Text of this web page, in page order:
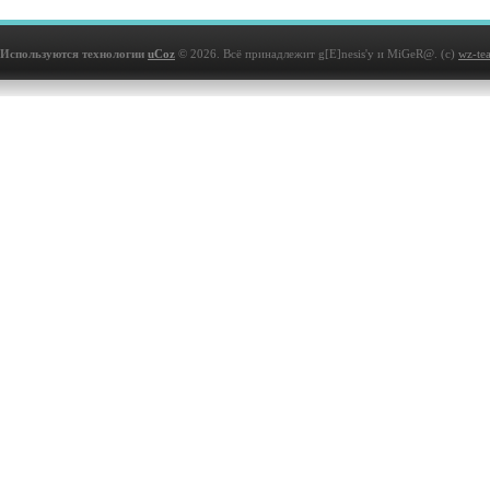
Используются технологии uCoz © 2026. Всё принадлежит g[E]nesis'у и MiGeR@. (с) wz-